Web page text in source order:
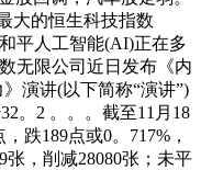
大的恒生科技指数
平人工智能(AI)正在多
无限公司近日发布《内
演讲(以下简称“演讲”)
。2 。。。截至11月18
跌189点或0。717%，
张，削减28080张；未平